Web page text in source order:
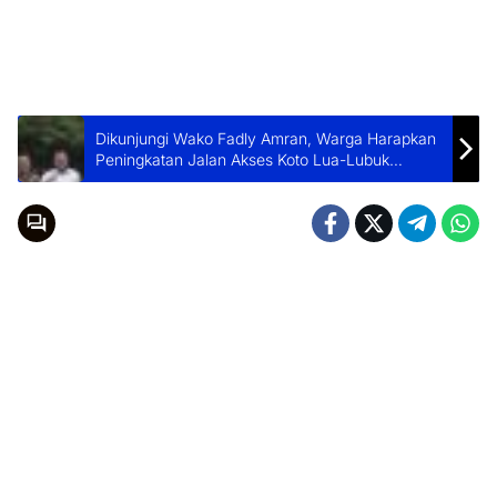
Dikunjungi Wako Fadly Amran, Warga Harapkan
Peningkatan Jalan Akses Koto Lua-Lubuk
Kilangan